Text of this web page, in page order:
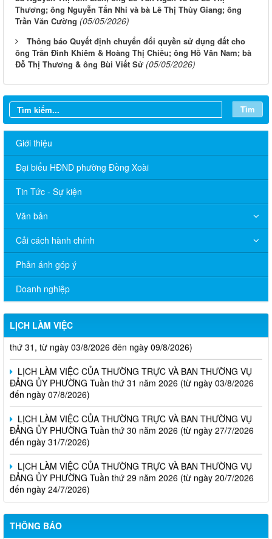
Thương; ông Nguyễn Tấn Nhi và bà Lê Thị Thùy Giang; ông
Trần Văn Cường (05/05/2026)
Thông báo Quyết định chuyển đổi quyền sử dụng đất cho
ông Trần Đình Khiêm & Hoàng Thị Chiều; ông Hồ Văn Nam; bà
Đỗ Thị Thương & ông Bùi Viết Sử (05/05/2026)
Tìm
Giới thiệu
Đại biểu HĐND phường Đồng Xoài
Tin Tức - Sự kiện
Văn bản
Cải cách hành chính
Phản ánh góp ý
Doanh nghiệp
LỊCH LÀM VIỆC
Lịch làm việc của Thường trực HĐND - UBND phường (Tuần
thứ 31, từ ngày 03/8/2026 đến ngày 09/8/2026)
LỊCH LÀM VIỆC CỦA THƯỜNG TRỰC VÀ BAN THƯỜNG VỤ
ĐẢNG ỦY PHƯỜNG Tuần thứ 31 năm 2026 (từ ngày 03/8/2026
đến ngày 07/8/2026)
LỊCH LÀM VIỆC CỦA THƯỜNG TRỰC VÀ BAN THƯỜNG VỤ
ĐẢNG ỦY PHƯỜNG Tuần thứ 30 năm 2026 (từ ngày 27/7/2026
đến ngày 31/7/2026)
LỊCH LÀM VIỆC CỦA THƯỜNG TRỰC VÀ BAN THƯỜNG VỤ
ĐẢNG ỦY PHƯỜNG Tuần thứ 29 năm 2026 (từ ngày 20/7/2026
đến ngày 24/7/2026)
THÔNG BÁO